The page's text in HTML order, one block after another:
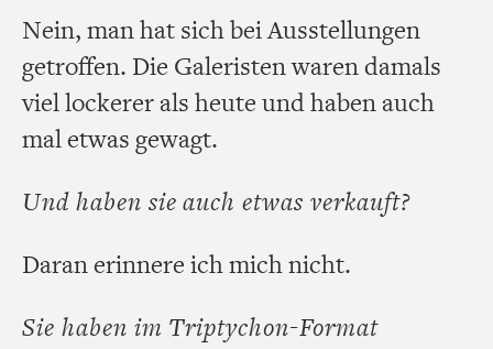
Nein, man hat sich bei Ausstellungen
getroffen. Die Galeristen waren damals
viel lockerer als heute und haben auch
mal etwas gewagt.
Und haben sie auch etwas verkauft?
Daran erinnere ich mich nicht.
Sie haben im Triptychon-Format